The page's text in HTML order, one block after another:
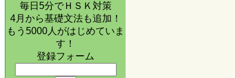
毎日5分でＨＳＫ対策
4月から基礎文法も追加！
もう5000人がはじめていま
す！
登録フォーム